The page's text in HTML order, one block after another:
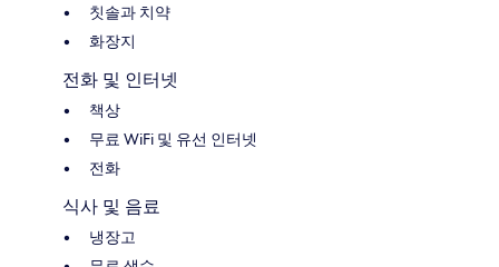
칫솔과 치약
화장지
전화 및 인터넷
책상
무료 WiFi 및 유선 인터넷
전화
식사 및 음료
냉장고